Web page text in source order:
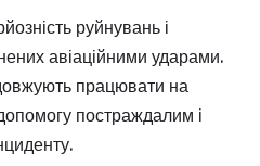
руйнувань і
авіаційними ударами.
працювати на
постраждалим і